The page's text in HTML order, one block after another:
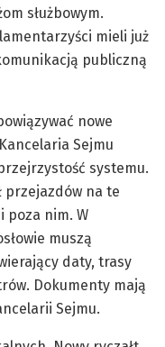
służbowym.
mieli już
publiczną
nowe
Sejmu
systemu.
przejazdów na te
poza nim. W
muszą
daty, trasy
Dokumenty mają
Sejmu.